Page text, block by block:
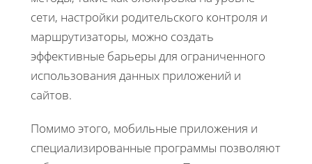
сети, настройки родительского контроля и
маршрутизаторы, можно создать
эффективные барьеры для ограниченного
использования данных приложений и
сайтов.
Помимо этого, мобильные приложения и
специализированные программы позволяют